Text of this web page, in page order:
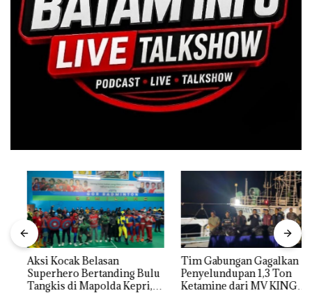
Aksi Kocak Belasan
Superhero Bertanding Bulu
Tangkis di Mapolda Kepri,
Tim Gabungan Gagalkan
Penyelundupan 1,3 Ton
Ketamine dari MV KING